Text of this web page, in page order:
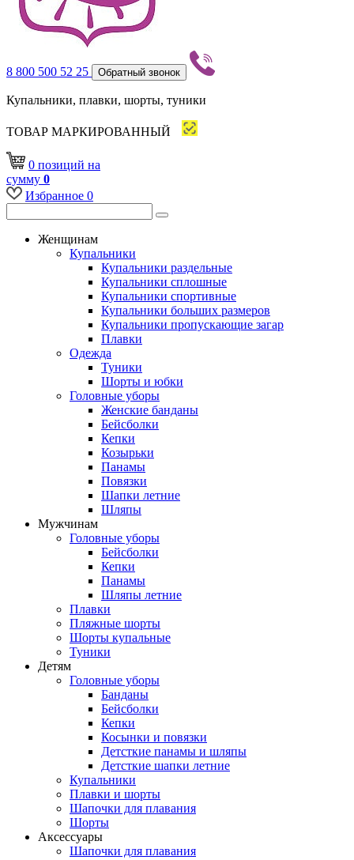
8 800 500 52 25 Обратный звонок
Купальники, плавки, шорты, туники
ТОВАР МАРКИРОВАННЫЙ
0 позиций на
сумму 0
Избранное 0
Женщинам
Купальники
Купальники раздельные
Купальники сплошные
Купальники спортивные
Купальники больших размеров
Купальники пропускающие загар
Плавки
Одежда
Туники
Шорты и юбки
Головные уборы
Женские банданы
Бейсболки
Кепки
Козырьки
Панамы
Повязки
Шапки летние
Шляпы
Мужчинам
Головные уборы
Бейсболки
Кепки
Панамы
Шляпы летние
Плавки
Пляжные шорты
Шорты купальные
Туники
Детям
Головные уборы
Банданы
Бейсболки
Кепки
Косынки и повязки
Детсткие панамы и шляпы
Детсткие шапки летние
Купальники
Плавки и шорты
Шапочки для плавания
Шорты
Аксессуары
Шапочки для плавания